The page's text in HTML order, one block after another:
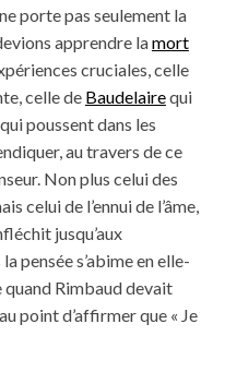
porte pas seulement la
apprendre lamort
cruciales, celle
celle de Baudelairequi
poussent dans les
au travers de ce
Non plus celui des
celui de l’ennui de l’âme,
jusqu’aux
pensée s’abime en elle-
quand Rimbaud devait
point d’affirmer que « Je